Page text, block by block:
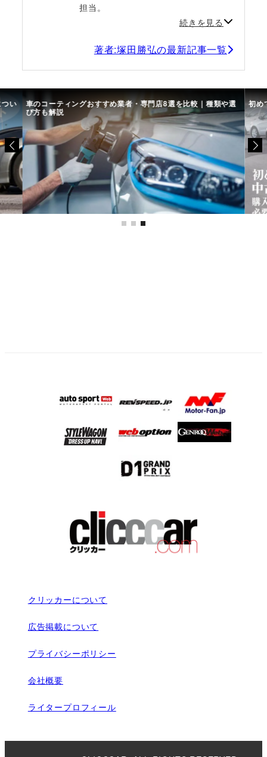
担当。
続きを見る
著者:塚田勝弘の最新記事一覧
い 車のコーティングおすすめ業者・専門店8選を比較｜種類や選
び方も解説
初め
クリッカーについて
広告掲載について
プライバシーポリシー
会社概要
ライタープロフィール